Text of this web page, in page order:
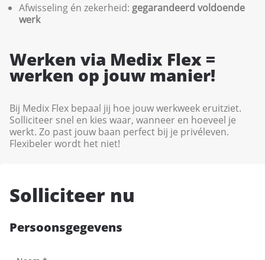
Afwisseling én zekerheid: gegarandeerd voldoende
werk
Werken via Medix Flex =
werken op jouw manier!
Bij Medix Flex bepaal jij hoe jouw werkweek eruitziet.
Solliciteer snel en kies waar, wanneer en hoeveel je
werkt. Zo past jouw baan perfect bij je privéleven.
Flexibeler wordt het niet!
Solliciteer nu
Persoonsgegevens